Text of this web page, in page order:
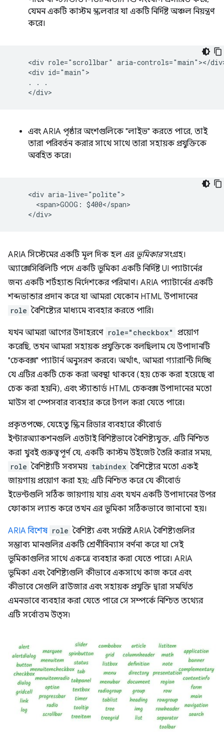
যেমন একটি কাস্টম স্ক্রলবার যা একটি নির্দিষ্ট অঞ্চল নিয়ন্ত্রণ
করে।
<div role="scrollbar" aria-controls="main"></
    <div id="main">
    . . .
এবং ARIA পৃষ্ঠার অংশগুলিকে "লাইভ" করতে পারে, তাই
তারা পরিবর্তন করার সাথে সাথে তারা সহায়ক প্রযুক্তিকে
অবহিত করে।
    <div aria-live="polite">
      <span>GOOG: $400</span>
ARIA সিস্টেমের একটি মূল দিক হল এর ভূমিকারসংগ্রহ।
অ্যাক্সেসিবিলিটি পদে একটি ভূমিকা একটি নির্দিষ্ট UI প্যাটার্নের
জন্য একটি শর্টহ্যান্ড নির্দেশকের পরিমাণ। ARIA প্যাটার্নের একটি
শব্দভান্ডার প্রদান করে যা আমরা যেকোন HTML উপাদানের
role বৈশিষ্ট্যের মাধ্যমে ব্যবহার করতে পারি।
যখন আমরা আগের উদাহরণে role="checkbox" প্রয়োগ
করেছি, তখন আমরা সহায়ক প্রযুক্তিকে বলছিলাম যে উপাদানটি
"চেকবক্স" প্যাটার্ন অনুসরণ করবে। অর্থাৎ, আমরা গ্যারান্টি দিচ্ছি
যে এটির একটি চেক করা অবস্থা থাকবে (হয় চেক করা হয়েছে বা
চেক করা হয়নি), এবং স্ট্যান্ডার্ড HTML চেকবক্স উপাদানের মতো
মাউস বা স্পেসবার ব্যবহার করে টগল করা যেতে পারে।
প্রকৃতপক্ষে, যেহেতু স্ক্রিন রিডার ব্যবহারে কীবোর্ড
ইন্টারঅ্যাকশনগুলি এতটাই বিশিষ্টভাবে বৈশিষ্ট্যযুক্ত, এটি নিশ্চিত
করা খুবই গুরুত্বপূর্ণ যে, একটি কাস্টম উইজেট তৈরি করার সময়,
role বৈশিষ্ট্যটি সবসময় tabindex বৈশিষ্ট্যের মতো একই
জায়গায় প্রয়োগ করা হয়; এটি নিশ্চিত করে যে কীবোর্ড
ইভেন্টগুলি সঠিক জায়গায় যায় এবং যখন একটি উপাদানের উপর
ফোকাস ল্যান্ড করে তখন এর ভূমিকা সঠিকভাবে জানানো হয়।
ARIA বিশেষ role বৈশিষ্ট্য এবং সংশ্লিষ্ট ARIA বৈশিষ্ট্যগুলির
সম্ভাব্য মানগুলির একটি শ্রেণীবিন্যাস বর্ণনা করে যা সেই
ভূমিকাগুলির সাথে একত্রে ব্যবহার করা যেতে পারে। ARIA
ভূমিকা এবং বৈশিষ্ট্যগুলি কীভাবে একসাথে কাজ করে এবং
কীভাবে সেগুলি ব্রাউজার এবং সহায়ক প্রযুক্তি দ্বারা সমর্থিত
এমনভাবে ব্যবহার করা যেতে পারে সে সম্পর্কে নিশ্চিত তথ্যের
এটি সর্বোত্তম উত্স৷